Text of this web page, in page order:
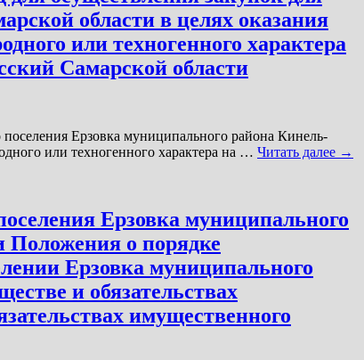
области в целях оказания
или техногенного характера
Самарской области
Ерзовка муниципального района Кинель-
или техногенного характера на … Читать далее →
Ерзовка муниципального
Положения о порядке
Ерзовка муниципального
и обязательствах
имущественного